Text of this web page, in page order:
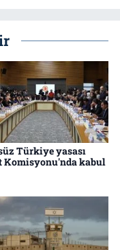
Türkiye yasası
Komisyonu'nda kabul